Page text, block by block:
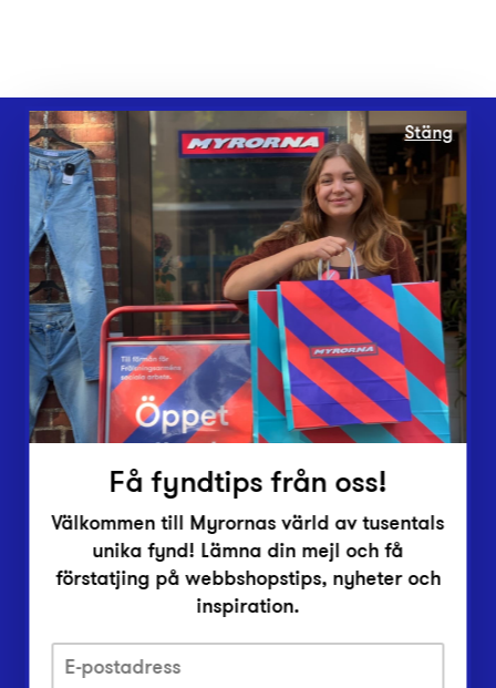
Webbshop
Butiker
Lämna in
Vårt överskott
Inlämningsplatser
Om Myrorna
Lediga jobb
Pressrum
Kontakt
Stäng
Få fyndtips från oss!
Välkommen till Myrornas värld av tusentals
unika fynd! Lämna din mejl och få
förstatjing på webbshopstips, nyheter och
inspiration.